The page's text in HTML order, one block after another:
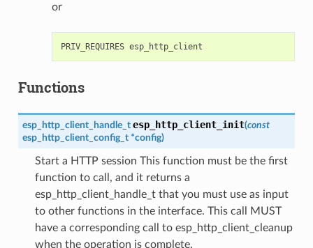
or
Functions
esp_http_client_handle_t esp_http_client_init(const
esp_http_client_config_t *config)
Start a HTTP session This function must be the first
function to call, and it returns a
esp_http_client_handle_t that you must use as input
to other functions in the interface. This call MUST
have a corresponding call to esp_http_client_cleanup
when the operation is complete.